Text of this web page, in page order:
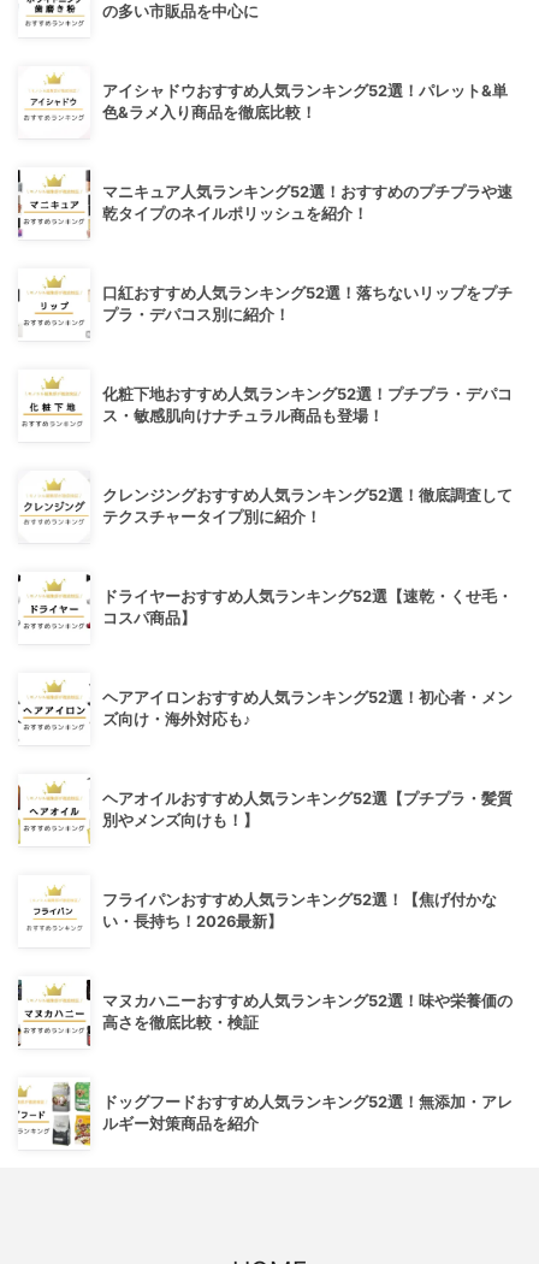
の多い市販品を中心に
アイシャドウおすすめ人気ランキング52選！パレット&単
色&ラメ入り商品を徹底比較！
マニキュア人気ランキング52選！おすすめのプチプラや速
乾タイプのネイルポリッシュを紹介！
口紅おすすめ人気ランキング52選！落ちないリップをプチ
プラ・デパコス別に紹介！
化粧下地おすすめ人気ランキング52選！プチプラ・デパコ
ス・敏感肌向けナチュラル商品も登場！
クレンジングおすすめ人気ランキング52選！徹底調査して
テクスチャータイプ別に紹介！
ドライヤーおすすめ人気ランキング52選【速乾・くせ毛・
コスパ商品】
ヘアアイロンおすすめ人気ランキング52選！初心者・メン
ズ向け・海外対応も♪
ヘアオイルおすすめ人気ランキング52選【プチプラ・髪質
別やメンズ向けも！】
フライパンおすすめ人気ランキング52選！【焦げ付かな
い・長持ち！2026最新】
マヌカハニーおすすめ人気ランキング52選！味や栄養価の
高さを徹底比較・検証
ドッグフードおすすめ人気ランキング52選！無添加・アレ
ルギー対策商品を紹介